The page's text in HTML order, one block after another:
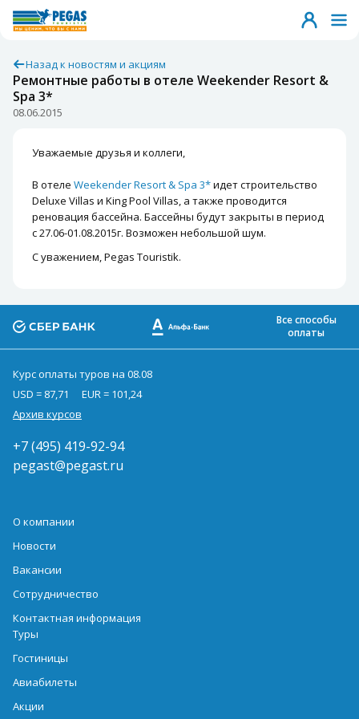
Назад к новостям и акциям
Ремонтные работы в отеле Weekender Resort &
Spa 3*
08.06.2015
Уважаемые друзья и коллеги,
В отеле Weekender Resort & Spa 3*идет строительство
Deluxe Villas и King Pool Villas, а также проводится
реновация бассейна. Бассейны будут закрыты в период
с 27.06-01.08.2015г. Возможен небольшой шум.
С уважением, Pegas Touristik.
Все способы
оплаты
Курс оплаты туров на 08.08
USD = 87,71
EUR = 101,24
Архив курсов
+7 (495) 419-92-94
pegast@pegast.ru
О компании
Новости
Вакансии
Сотрудничество
Контактная информация
Туры
Гостиницы
Авиабилеты
Акции